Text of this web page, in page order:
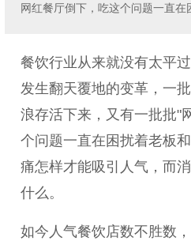
网红餐厅倒下，吃这个问题一直在
餐饮行业从来就没有太平
发生翻天覆地的变革，一
浪存活下来，又有一批批"
个问题一直在困扰着老板
痛怎样才能吸引人气，而
什么。
如今人气餐饮店数不胜数